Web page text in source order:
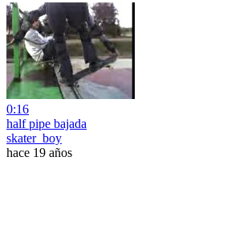
0:16
half pipe bajada
skater_boy
hace 19 años